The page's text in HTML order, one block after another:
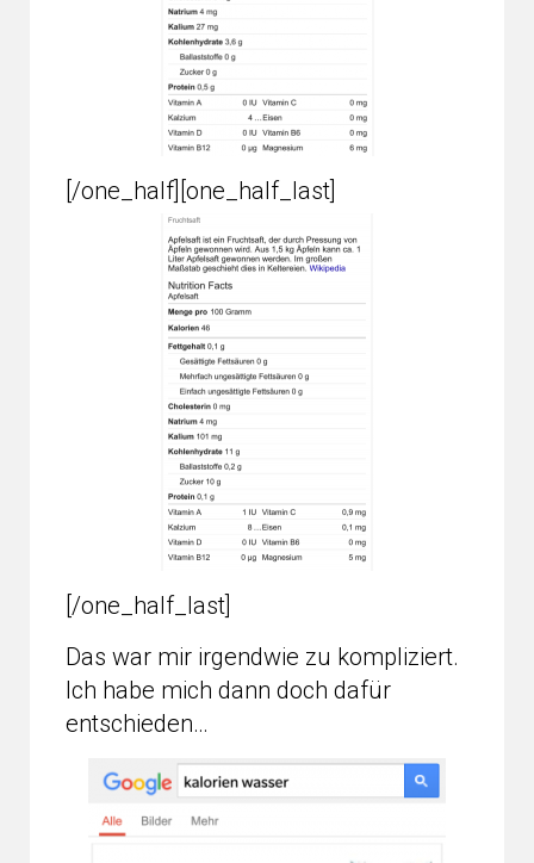
[/one_half][one_half_last]
[/one_half_last]
Das war mir irgendwie zu kompliziert.
Ich habe mich dann doch dafür
entschieden…